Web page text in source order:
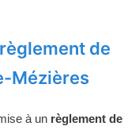
de
Mézières
à un règlement de